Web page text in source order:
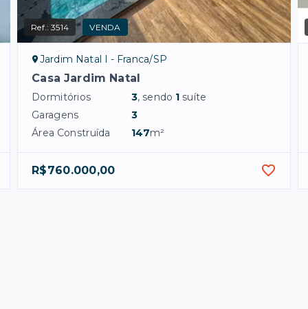
Ref.:3514 VENDA
Jardim Natal I - Franca/SP
Casa Jardim Natal
Dormitórios 3, sendo 1 suíte
Garagens
3
Área Construída
147m²
R$760.000,00